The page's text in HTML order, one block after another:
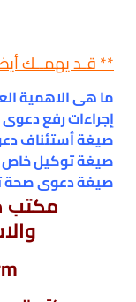
** قـد يهمــك
ما هى الاهمية
إجراءات رفع
صيغة أستئناف
صيغة توكيل خاص
صيغة دعوى صحة
مكتب